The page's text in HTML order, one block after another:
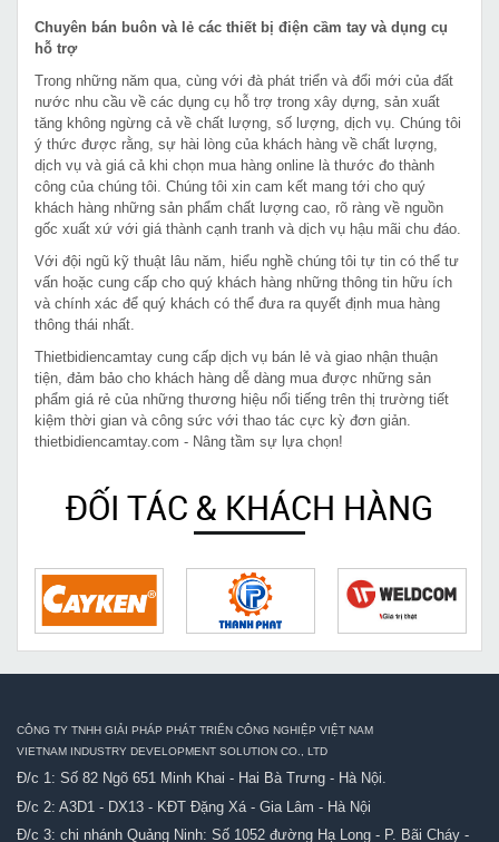
Chuyên bán buôn và lẻ các thiết bị điện cầm tay và dụng cụ
hỗ trợ
Trong những năm qua, cùng với đà phát triển và đổi mới của đất
nước nhu cầu về các dụng cụ hỗ trợ trong xây dựng, sản xuất
tăng không ngừng cả về chất lượng, số lượng, dịch vụ. Chúng tôi
ý thức được rằng, sự hài lòng của khách hàng về chất lượng,
dịch vụ và giá cả khi chọn mua hàng online là thước đo thành
công của chúng tôi. Chúng tôi xin cam kết mang tới cho quý
khách hàng những sản phẩm chất lượng cao, rõ ràng về nguồn
gốc xuất xứ với giá thành cạnh tranh và dịch vụ hậu mãi chu đáo.
Với đội ngũ kỹ thuật lâu năm, hiểu nghề chúng tôi tự tin có thể tư
vấn hoặc cung cấp cho quý khách hàng những thông tin hữu ích
và chính xác để quý khách có thể đưa ra quyết định mua hàng
thông thái nhất.
Thietbidiencamtay cung cấp dịch vụ bán lẻ và giao nhận thuận
tiện, đảm bảo cho khách hàng dễ dàng mua được những sản
phẩm giá rẻ của những thương hiệu nổi tiếng trên thị trường tiết
kiệm thời gian và công sức với thao tác cực kỳ đơn giản.
thietbidiencamtay.com - Nâng tầm sự lựa chọn!
ĐỐI TÁC & KHÁCH HÀNG
CÔNG TY TNHH GIẢI PHÁP PHÁT TRIỂN CÔNG NGHIỆP VIỆT NAM
VIETNAM INDUSTRY DEVELOPMENT SOLUTION CO., LTD
Đ/c 1: Số 82 Ngõ 651 Minh Khai - Hai Bà Trưng - Hà Nội.
Đ/c 2: A3D1 - DX13 - KĐT Đặng Xá - Gia Lâm - Hà Nội
Đ/c 3: chi nhánh Quảng Ninh: Số 1052 đường Hạ Long - P. Bãi Cháy -